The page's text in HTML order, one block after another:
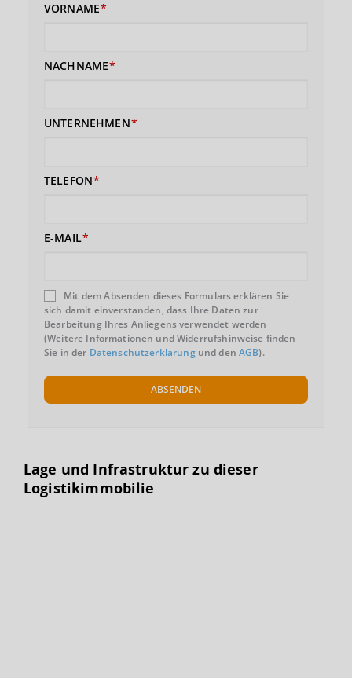
VORNAME
NACHNAME
UNTERNEHMEN
TELEFON
E-MAIL
Mit dem Absenden dieses Formulars erklären Sie
sich damit einverstanden, dass Ihre Daten zur
Bearbeitung Ihres Anliegens verwendet werden
(Weitere Informationen und Widerrufshinweise finden
Sie in der Datenschutzerklärungund denAGB).
ABSENDEN
Lage und Infrastruktur zu dieser
Logistikimmobilie